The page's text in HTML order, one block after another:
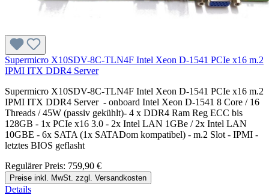
Supermicro X10SDV-8C-TLN4F Intel Xeon D-1541 PCIe x16 m.2
IPMI ITX DDR4 Server
Supermicro X10SDV-8C-TLN4F Intel Xeon D-1541 PCIe x16 m.2
IPMI ITX DDR4 Server - onboard Intel Xeon D-1541 8 Core / 16
Threads / 45W (passiv gekühlt)- 4 x DDR4 Ram Reg ECC bis
128GB - 1x PCIe x16 3.0 - 2x Intel LAN 1GBe / 2x Intel LAN
10GBE - 6x SATA (1x SATADom kompatibel) - m.2 Slot - IPMI -
letztes BIOS geflasht
Regulärer Preis: 759,90 €
Preise inkl. MwSt. zzgl. Versandkosten
Details